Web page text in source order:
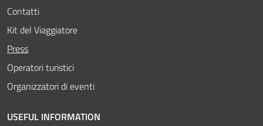
Contatti
Kit del Viaggiatore
Press
Operatori turistici
Organizzatori di eventi
USEFUL INFORMATION